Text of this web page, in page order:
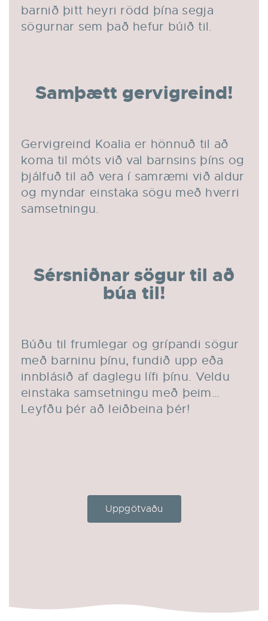
Sérsniðnar sögur til að
búa til!
Búðu til frumlegar og grípandi sögur
með barninu þínu, fundið upp eða
innblásið af daglegu lífi þínu. Veldu
einstaka samsetningu með þeim…
Leyfðu þér að leiðbeina þér!
Samþætt gervigreind!
Gervigreind Koalia er hönnuð til að
koma til móts við val barnsins þíns og
þjálfuð til að vera í samræmi við aldur
og myndar einstaka sögu með hverri
samsetningu.
barnið þitt heyri rödd þína segja
sögurnar sem það hefur búið til.
Uppgötvaðu